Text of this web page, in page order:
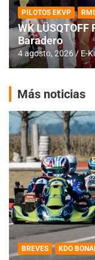
PILOTOS EKVP
WK
Baradero
4 agosto, 2026 E-
Más noticias
BREVES KDO